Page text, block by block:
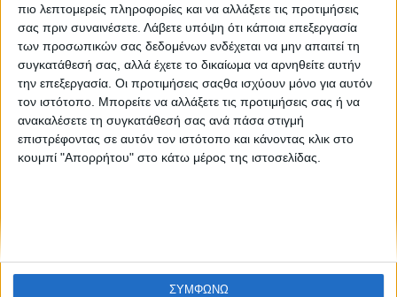
πιο λεπτομερείς πληροφορίες και να αλλάξετε τις προτιμήσεις
σας πριν συναινέσετε. Λάβετε υπόψη ότι κάποια επεξεργασία
των προσωπικών σας δεδομένων ενδέχεται να μην απαιτεί τη
συγκατάθεσή σας, αλλά έχετε το δικαίωμα να αρνηθείτε αυτήν
την επεξεργασία. Οι προτιμήσεις σαςθα ισχύουν μόνο για αυτόν
τον ιστότοπο. Μπορείτε να αλλάξετε τις προτιμήσεις σας ή να
ανακαλέσετε τη συγκατάθεσή σας ανά πάσα στιγμή
επιστρέφοντας σε αυτόν τον ιστότοπο και κάνοντας κλικ στο
κουμπί "Απορρήτου" στο κάτω μέρος της ιστοσελίδας.
ΣΥΜΦΩΝΩ
None feed
CONNECT
NEWSLETTER